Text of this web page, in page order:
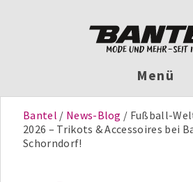
Menü
Bantel News-Blog
Fußball-
2026 – Trikots & Accessoires bei
Schorndorf!